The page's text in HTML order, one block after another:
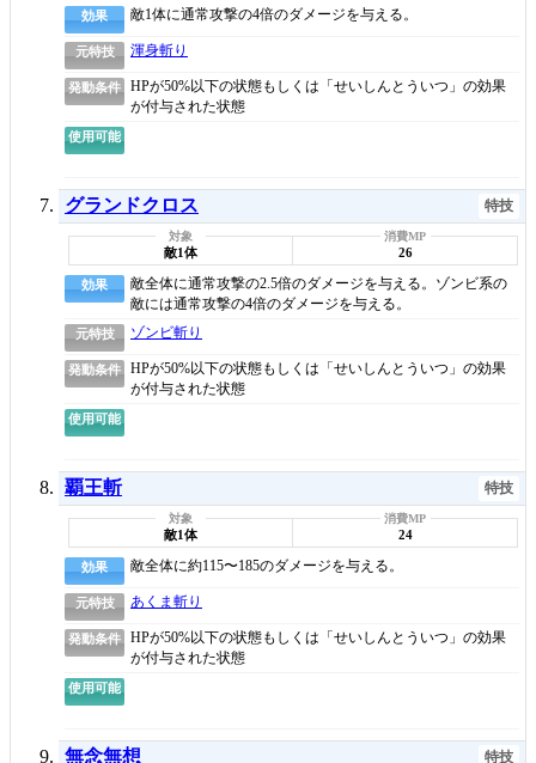
効果 敵1体に通常攻撃の4倍のダメージを与える。
元特技 渾身斬り
発動条件
HPが50%以下の状態もしくは「せいしんとういつ」の効果
が付与された状態
使用可能
グランドクロス 特技
敵1体 26
効果
敵全体に通常攻撃の2.5倍のダメージを与える。ゾンビ系の
敵には通常攻撃の4倍のダメージを与える。
元特技 ゾンビ斬り
発動条件
HPが50%以下の状態もしくは「せいしんとういつ」の効果
が付与された状態
使用可能
覇王斬 特技
敵1体 24
効果 敵全体に約115〜185のダメージを与える。
元特技 あくま斬り
発動条件
HPが50%以下の状態もしくは「せいしんとういつ」の効果
が付与された状態
使用可能
無念無想 特技